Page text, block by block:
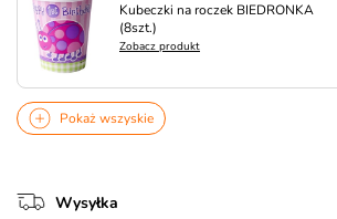
Kubeczki na roczek BIEDRONKA
(8szt.)
Zobacz produkt
Pokaż wszyskie
Wysyłka